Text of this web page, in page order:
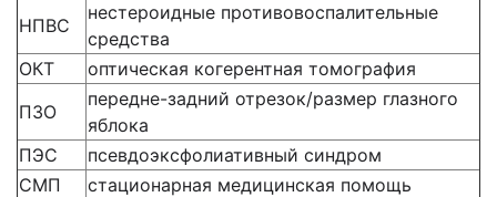
НПВС
нестероидные противовоспалительные
средства
ОКТ
оптическая когерентная томография
ПЗО
передне-задний отрезок/размер глазного
яблока
ПЭС
псевдоэксфолиативный синдром
СМП
стационарная медицинская помощь